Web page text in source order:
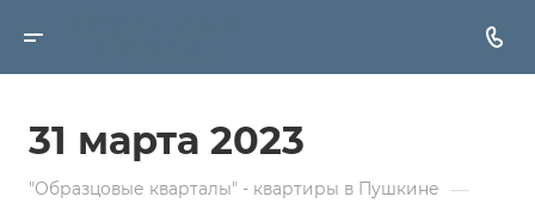
31 марта 2023
"Образцовые кварталы" - квартиры в Пушкине —